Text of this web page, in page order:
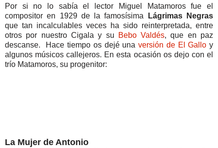
Por si no lo sabía el lector Miguel Matamoros fue el
compositor en 1929 de la famosísima
Lágrimas Negras
que tan incalculables veces ha sido reinterpretada, entre
otros por nuestro Cigala y su
Bebo Valdés, que en paz
descanse. Hace tiempo os dejé unaversión de El Gallo y
algunos músicos callejeros. En esta ocasión os dejo con el
trío Matamoros, su progenitor:
La Mujer de Antonio